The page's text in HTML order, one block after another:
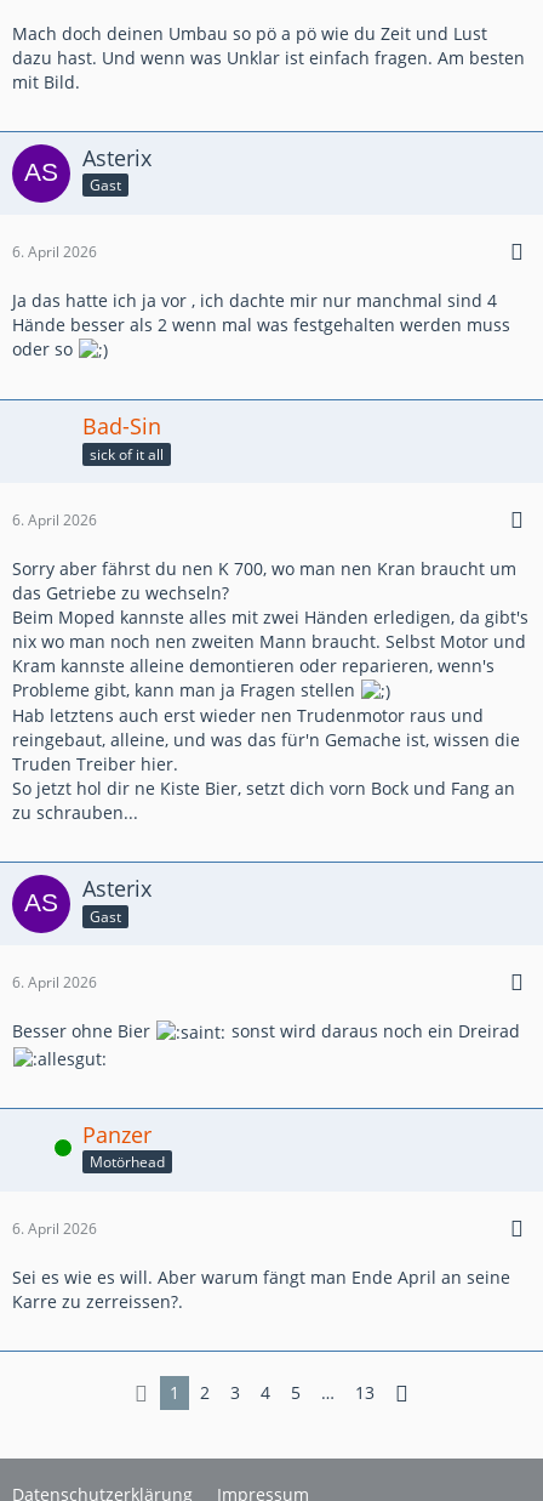
Mach doch deinen Umbau so pö a pö wie du Zeit und Lust
dazu hast. Und wenn was Unklar ist einfach fragen. Am besten
mit Bild.
Asterix
Gast
6. April 2026
Ja das hatte ich ja vor , ich dachte mir nur manchmal sind 4
Hände besser als 2 wenn mal was festgehalten werden muss
oder so
Bad-Sin
sick of it all
6. April 2026
Sorry aber fährst du nen K 700, wo man nen Kran braucht um
das Getriebe zu wechseln?
Beim Moped kannste alles mit zwei Händen erledigen, da gibt's
nix wo man noch nen zweiten Mann braucht. Selbst Motor und
Kram kannste alleine demontieren oder reparieren, wenn's
Probleme gibt, kann man ja Fragen stellen
Hab letztens auch erst wieder nen Trudenmotor raus und
reingebaut, alleine, und was das für'n Gemache ist, wissen die
Truden Treiber hier.
So jetzt hol dir ne Kiste Bier, setzt dich vorn Bock und Fang an
zu schrauben...
Asterix
Gast
6. April 2026
Besser ohne Bier sonst wird daraus noch ein Dreirad
Online Panzer
Motörhead
6. April 2026
Sei es wie es will. Aber warum fängt man Ende April an seine
Karre zu zerreissen?.
1 2 3 4 5 … 13
Datenschutzerklärung Impressum